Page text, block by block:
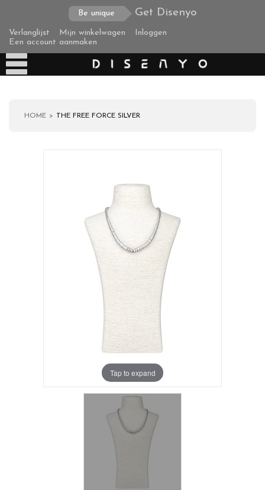
Be unique Get Disenyo
Verlanglijst Mijn winkelwagen
Inloggen
Een account aanmaken
HOME THE FREE FORCE SILVER
Tap to expand